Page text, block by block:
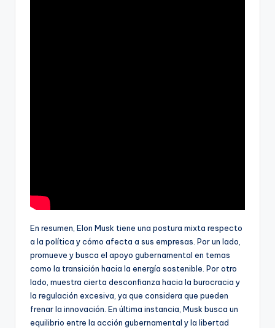
En resumen, Elon Musk tiene una postura mixta respecto
a la política y cómo afecta a sus empresas. Por un lado,
promueve y busca el apoyo gubernamental en temas
como la transición hacia la energía sostenible. Por otro
lado, muestra cierta desconfianza hacia la burocracia y
la regulación excesiva, ya que considera que pueden
frenar la innovación. En última instancia, Musk busca un
equilibrio entre la acción gubernamental y la libertad